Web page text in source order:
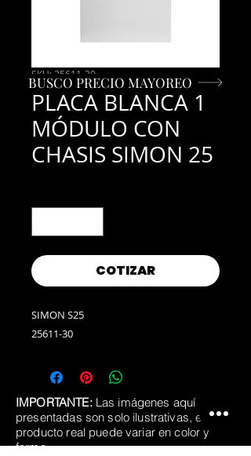
SKU: 25611-30
PLACA BLANCA 1
MÓDULO CON
CHASIS SIMON 25
COTIZAR
SIMON S25
25611-30
BUSCO PRECIO MAYOREO
IMPORTANTE:Las imágenes aquí
presentadas son solo ilustrativas, el
producto real puede variar en color y
forma.